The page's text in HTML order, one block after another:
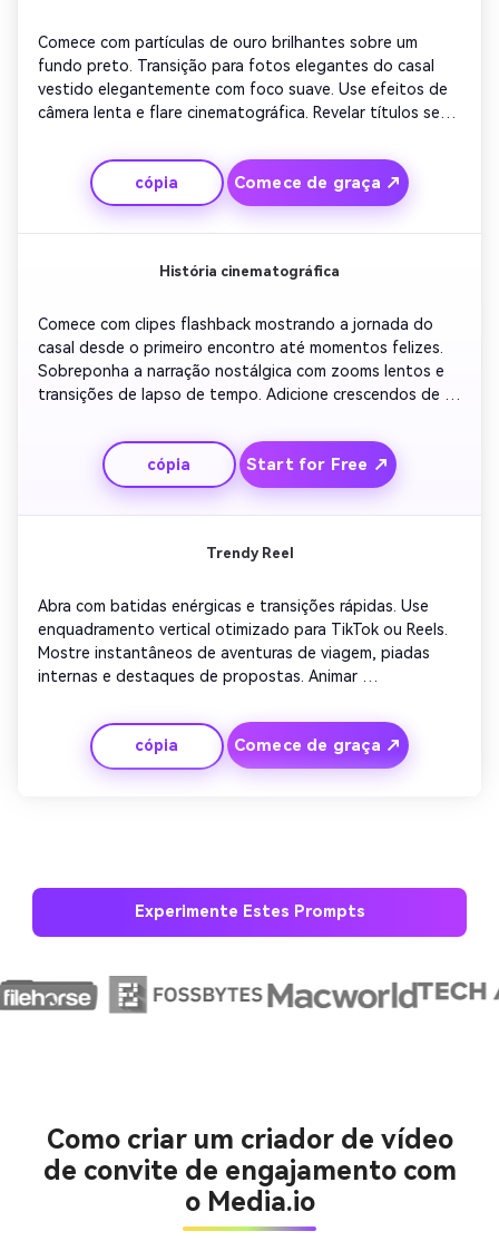
Comece com partículas de ouro brilhantes sobre um
fundo preto. Transição para fotos elegantes do casal
vestido elegantemente com foco suave. Use efeitos de
câmera lenta e flare cinematográfica. Revelar títulos serif
cada batida com explosões de luz para criar uma
revelação luxuosa e sofisticada, ideal para convites
cópia Comece de graça ↗
História cinematográfica
Comece com clipes flashback mostrando a jornada do
casal desde o primeiro encontro até momentos felizes.
Sobreponha a narração nostálgica com zooms lentos e
transições de lapso de tempo. Adicione crescendos de
emoção dramática. Exibir texto na tela que lê 'Duas
almas, uma história'. Terminar com um anúncio de noivado
e um chamado sincero para comemorar juntos.
cópia Start for Free ↗
Trendy Reel
Abra com batidas enérgicas e transições rápidas. Use
enquadramento vertical otimizado para TikTok ou Reels.
Mostre instantâneos de aventuras de viagem, piadas
internas e destaques de propostas. Animar
engajamento. Fechar com música otimista, um grande
'salve a data' e um momento de selfie sorridente que
parece espontâneo e autêntico.
cópia Comece de graça ↗
Experimente Estes Prompts
Como criar um criador de vídeo
de convite de engajamento com
o Media.io
Crie imagens com
Comece Grátis →